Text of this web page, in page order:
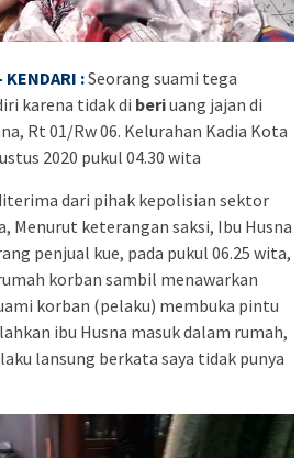
KENDARI :Seorang suami tega
karena tidak di beriuang jajan di
Rt 01/Rw 06. Kelurahan Kadia Kota
2020 pukul 04.30 wita
dari pihak kepolisian sektor
Menurut keterangan saksi, Ibu Husna
penjual kue, pada pukul 06.25 wita,
korban sambil menawarkan
korban (pelaku) membuka pintu
ibu Husna masuk dalam rumah,
lansung berkata saya tidak punya